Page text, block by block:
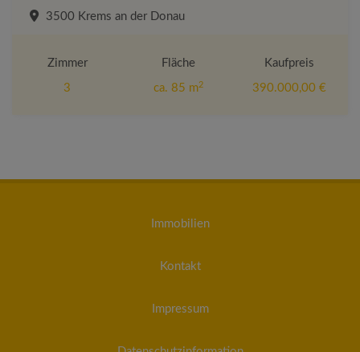
3500 Krems an der Donau
Zimmer
3
Fläche
ca. 85 m2
Kaufpreis
390.000,00 €
Immobilien
Kontakt
Impressum